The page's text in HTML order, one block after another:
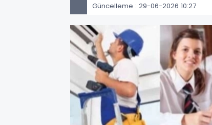
Güncelleme : 29-06-2026 10:27